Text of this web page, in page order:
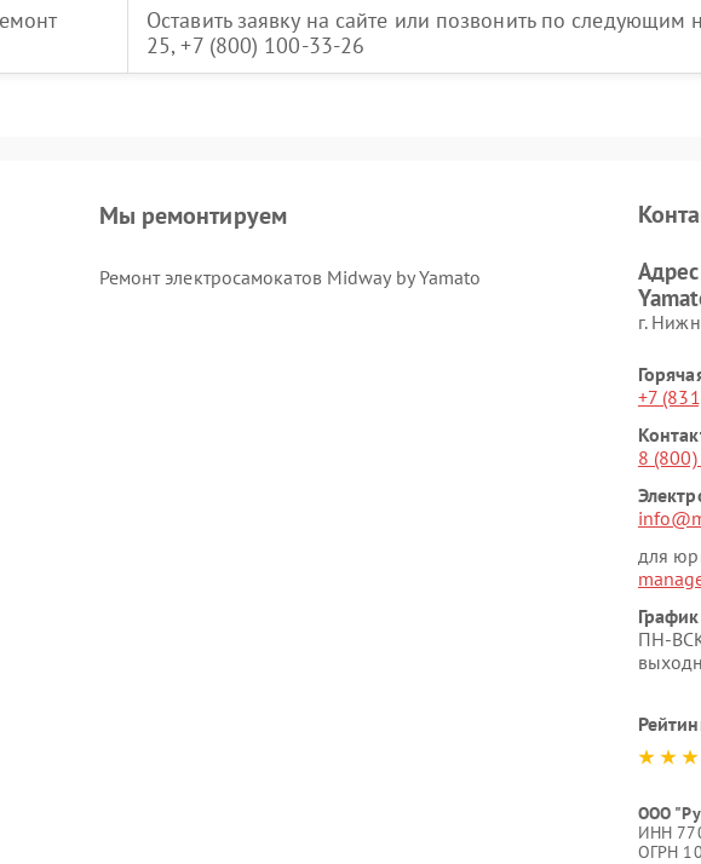
Оставить заявку на сайте или позвонить по
25, +7 (800) 100-33-26
Мы ремонтируем
Ремонт электросамокатов Midway by Yamato
г.
+7
8
для
ПН-
ООО
ИНН
ОГРН